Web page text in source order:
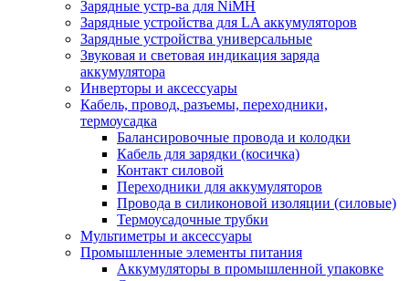
Зарядные устр-ва для NiMH
Зарядные устройства для LA аккумуляторов
Зарядные устройства универсальные
Звуковая и световая индикация заряда
аккумулятора
Инверторы и аксессуары
Кабель, провод, разъемы, переходники,
термоусадка
Балансировочные провода и колодки
Кабель для зарядки (косичка)
Контакт силовой
Переходники для аккумуляторов
Провода в силиконовой изоляции (силовые)
Термоусадочные трубки
Мультиметры и аксессуары
Промышленные элементы питания
Аккумуляторы в промышленной упаковке